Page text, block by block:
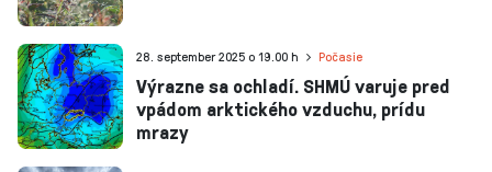
Výrazne sa ochladí. SHMÚ varuje pred
vpádom arktického vzduchu, prídu
mrazy
28. september 2025 o 19.00 h Počasie